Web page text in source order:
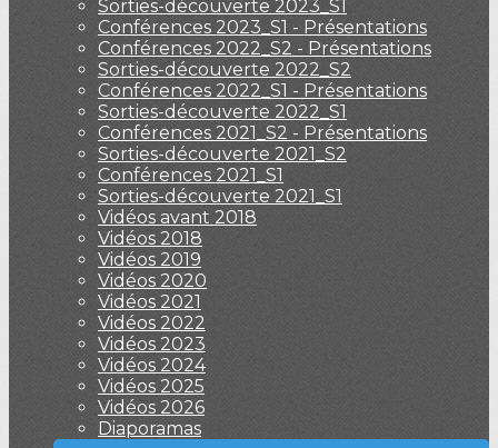
Sorties-découverte 2023_S1
Conférences 2023_S1 - Présentations
Conférences 2022_S2 - Présentations
Sorties-découverte 2022_S2
Conférences 2022_S1 - Présentations
Sorties-découverte 2022_S1
Conférences 2021_S2 - Présentations
Sorties-découverte 2021_S2
Conférences 2021_S1
Sorties-découverte 2021_S1
Vidéos avant 2018
Vidéos 2018
Vidéos 2019
Vidéos 2020
Vidéos 2021
Vidéos 2022
Vidéos 2023
Vidéos 2024
Vidéos 2025
Vidéos 2026
Diaporamas